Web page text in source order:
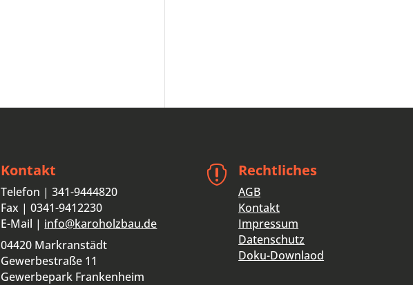
Kontakt
Telefon | 341-9444820
Fax | 0341-9412230
E-Mail | info@karoholzbau.de
04420 Markranstädt
Gewerbestraße 11
Gewerbepark Frankenheim
 Rechtliches
AGB
Kontakt
Impressum
Datenschutz
Doku-Downlaod